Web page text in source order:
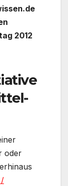
2012
oder
/